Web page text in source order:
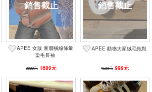
APEE 女版 漸層橫線條暈
染毛長袖
3080元 1680元
APEE 動物大頭絨毛拖鞋
1580元 999元